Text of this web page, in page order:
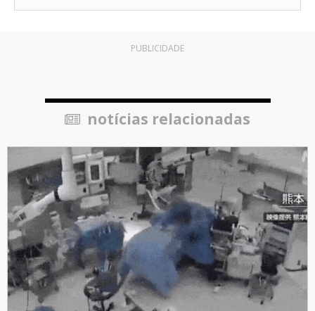
PUBLICIDADE
notícias relacionadas